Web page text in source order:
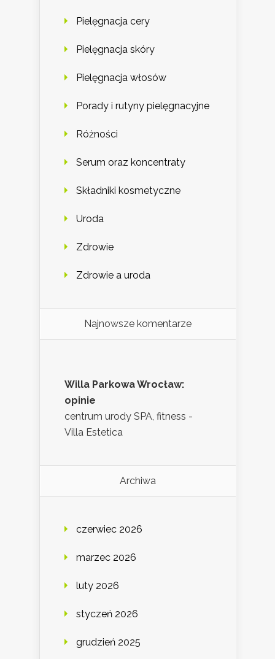
Pielęgnacja cery
Pielęgnacja skóry
Pielęgnacja włosów
Porady i rutyny pielęgnacyjne
Różności
Serum oraz koncentraty
Składniki kosmetyczne
Uroda
Zdrowie
Zdrowie a uroda
Najnowsze komentarze
Willa Parkowa Wrocław:
opinie
centrum urody SPA, fitness -
Villa Estetica
Archiwa
czerwiec 2026
marzec 2026
luty 2026
styczeń 2026
grudzień 2025